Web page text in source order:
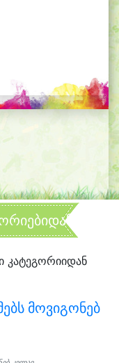
კატეგორიიდან
მოვიგონებ